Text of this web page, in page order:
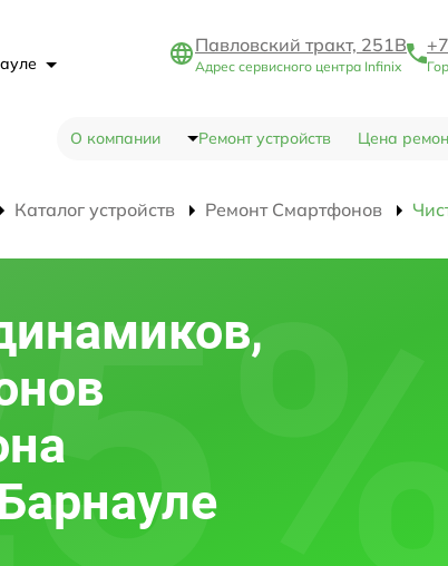
Павловский тракт, 251В
Адрес сервисного центра Infinix
О компании Ремонт устройств Цена
Каталог устройств Ремонт Смартфонов